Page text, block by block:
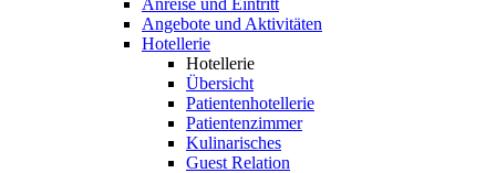
Anreise und Eintritt
Angebote und Aktivitäten
Hotellerie
Hotellerie
Übersicht
Patientenhotellerie
Patientenzimmer
Kulinarisches
Guest Relation